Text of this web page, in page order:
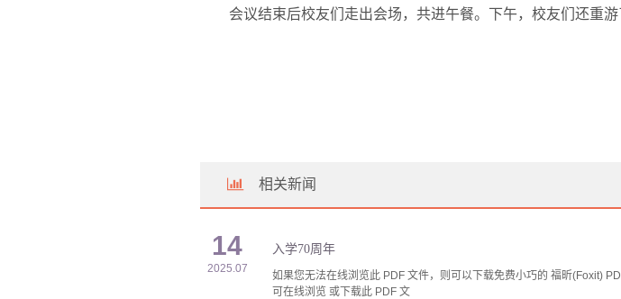
会议结束后校友们走出会场，共进午餐。下午，校友们还重
相关新闻
14
2025.07
入学70周年
如果您无法在线浏览此 PDF 文件，则可以下载免费小巧的 福昕(Foxit)
可在线浏览 或下载此 PDF 文